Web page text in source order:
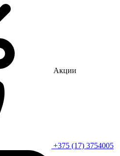
Акции
+375 (17) 3754005